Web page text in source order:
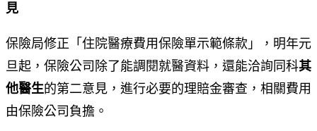
見
保險局修正「住院醫療費用保險單示範條款」，明年元
旦起，保險公司除了能調閱就醫資料，還能洽詢同科其
他醫生的第二意見，進行必要的理賠金審查，相關費用
由保險公司負擔。